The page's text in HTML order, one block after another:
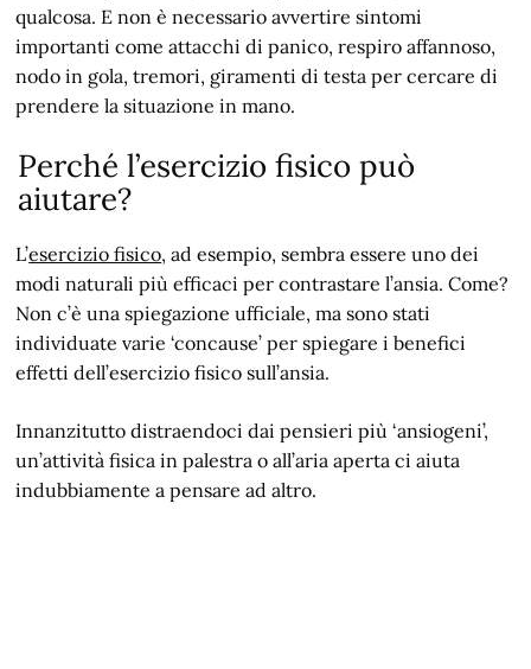
qualcosa. E non è necessario avvertire sintomi
importanti come attacchi di panico, respiro affannoso,
nodo in gola, tremori, giramenti di testa per cercare di
prendere la situazione in mano.
Perché l’esercizio fisico può
aiutare?
L’esercizio fisico, ad esempio, sembra essere uno dei
modi naturali più efficaci per contrastare l’ansia. Come?
Non c’è una spiegazione ufficiale, ma sono stati
individuate varie ‘concause’ per spiegare i benefici
effetti dell’esercizio fisico sull’ansia.
Innanzitutto distraendoci dai pensieri più ‘ansiogeni’,
un’attività fisica in palestra o all’aria aperta ci aiuta
indubbiamente a pensare ad altro.